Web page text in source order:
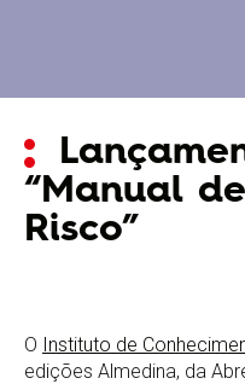
“Manual
Risco”
O Instituto de
edições Almedina, da